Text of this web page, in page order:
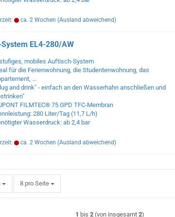
ca. 2 Wochen (Ausland abweichend)
System EL4-280/AW
mobiles Auftisch-System
für die Ferienwohnung, die Studentenwohnung, das
...
and drink" - einfach an den Wasserhahnanschließen und
FILMTEC® 75 GPD TFC-Membran
280 Liter/Tag (11,7 L/h)
Wasserdruck: ab 2,4 bar
ca. 2 Wochen (Ausland abweichend)
8 pro Seite
pro Seite
1 bis2 (von insgesamt2)